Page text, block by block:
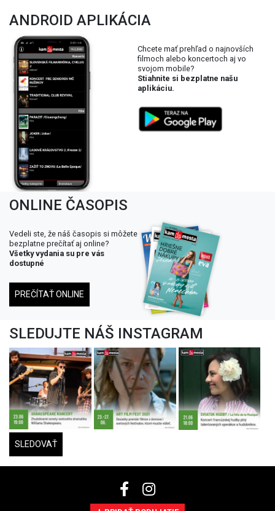
ANDROID APLIKÁCIA
Chcete mať prehľad o najnovších
filmoch alebo koncertoch aj vo
svojom mobile?
Stiahnite si bezplatne našu
aplikáciu.
ONLINE ČASOPIS
Vedeli ste, že náš časopis si môžete
bezplatne prečítať aj online?
Všetky vydania su pre vás
dostupné
PREČÍTAŤ ONLINE
SLEDUJTE NÁŠ INSTAGRAM
SLEDOVAŤ